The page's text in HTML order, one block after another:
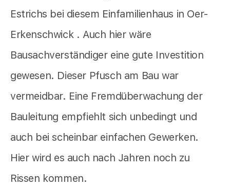
Estrichs bei diesem Einfamilienhaus in Oer-
Erkenschwick . Auch hier wäre
Bausachverständiger eine gute Investition
gewesen. Dieser Pfusch am Bau war
vermeidbar. Eine Fremdüberwachung der
Bauleitung empfiehlt sich unbedingt und
auch bei scheinbar einfachen Gewerken.
Hier wird es auch nach Jahren noch zu
Rissen kommen.